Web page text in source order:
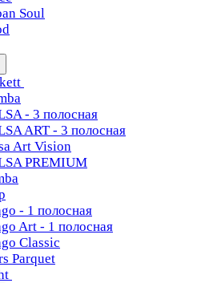
Soul
- 3 полосная
ART - 3 полосная
Art Vision
PREMIUM
- 1 полосная
Art - 1 полосная
Classiс
Parquet